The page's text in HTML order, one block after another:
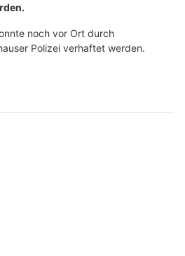
noch vor Ort durch
Polizei verhaftet werden.